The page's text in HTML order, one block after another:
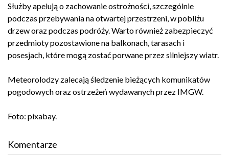
Służby apelują o zachowanie ostrożności, szczególnie
podczas przebywania na otwartej przestrzeni, w pobliżu
drzew oraz podczas podróży. Warto również zabezpieczyć
przedmioty pozostawione na balkonach, tarasach i
posesjach, które mogą zostać porwane przez silniejszy wiatr.
Meteorolodzy zalecają śledzenie bieżących komunikatów
pogodowych oraz ostrzeżeń wydawanych przez IMGW.
Foto: pixabay.
Komentarze